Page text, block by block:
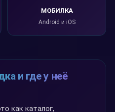
МОБИЛКА
Android и iOS
и где у неё
как каталог,